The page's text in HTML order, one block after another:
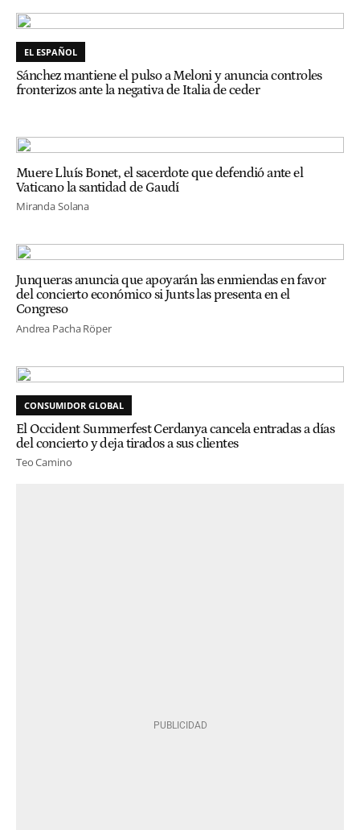
EL ESPAÑOL
Sánchez mantiene el pulso a Meloni y anuncia controles
fronterizos ante la negativa de Italia de ceder
Muere Lluís Bonet, el sacerdote que defendió ante el
Vaticano la santidad de Gaudí
Miranda Solana
Junqueras anuncia que apoyarán las enmiendas en favor
del concierto económico si Junts las presenta en el
Congreso
Andrea Pacha Röper
CONSUMIDOR GLOBAL
El Occident Summerfest Cerdanya cancela entradas a días
del concierto y deja tirados a sus clientes
Teo Camino